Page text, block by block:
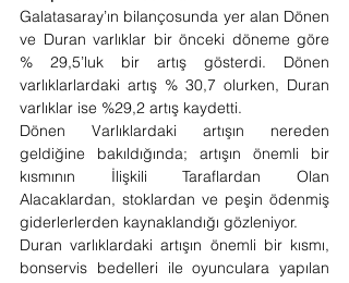
Galatasaray’ın bilançosunda yer alan Dönen
ve Duran varlıklar bir önceki döneme göre
% 29,5’luk bir artış gösterdi. Dönen
varlıklarlardaki artış % 30,7 olurken, Duran
varlıklar ise %29,2 artış kaydetti.
Dönen Varlıklardaki artışın nereden
geldiğine bakıldığında; artışın önemli bir
kısmının İlişkili Taraflardan Olan
Alacaklardan, stoklardan ve peşin ödenmiş
giderlerlerden kaynaklandığı gözleniyor.
Duran varlıklardaki artışın önemli bir kısmı,
bonservis bedelleri ile oyunculara yapılan